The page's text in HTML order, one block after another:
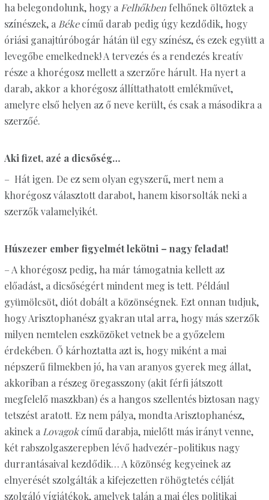
ha belegondolunk, hogy a Felhőkbenfelhőnek öltöztek a
színészek, a Békecímű darab pedig úgy kezdődik, hogy
óriási ganajtúróbogár hátán ül egy színész, és ezek együtt a
levegőbe emelkednek! A tervezés és a rendezés kreatív
része a khorégosz mellett a szerzőre hárult. Ha nyert a
darab, akkor a khorégosz állíttathatott emlékművet,
amelyre első helyen az ő neve került, és csak a másodikra a
szerzőé.
Aki fizet, azé a dicsőség…
– Hát igen. De ez sem olyan egyszerű, mert nem a
khorégosz választott darabot, hanem kisorsolták neki a
szerzők valamelyikét.
Húszezer ember figyelmét lekötni – nagy feladat!
– A khorégosz pedig, ha már támogatnia kellett az
előadást, a dicsőségért mindent meg is tett. Például
gyümölcsöt, diót dobált a közönségnek. Ezt onnan tudjuk,
hogy Arisztophanész gyakran utal arra, hogy más szerzők
milyen nemtelen eszközöket vetnek be a győzelem
érdekében. Ő kárhoztatta azt is, hogy miként a mai
népszerű filmekben jó, ha van aranyos gyerek meg állat,
akkoriban a részeg öregasszony (akit férfi játszott
megfelelő maszkban) és a hangos szellentés biztosan nagy
tetszést aratott. Ez nem pálya, mondta Arisztophanész,
akinek a Lovagokcímű darabja, mielőtt más irányt venne,
két rabszolgaszerepben lévő hadvezér-politikus nagy
durrantásaival kezdődik… A közönség kegyeinek az
elnyerését szolgálták a kifejezetten röhögtetés célját
szolgáló vígjátékok, amelyek talán a mai éles politikai